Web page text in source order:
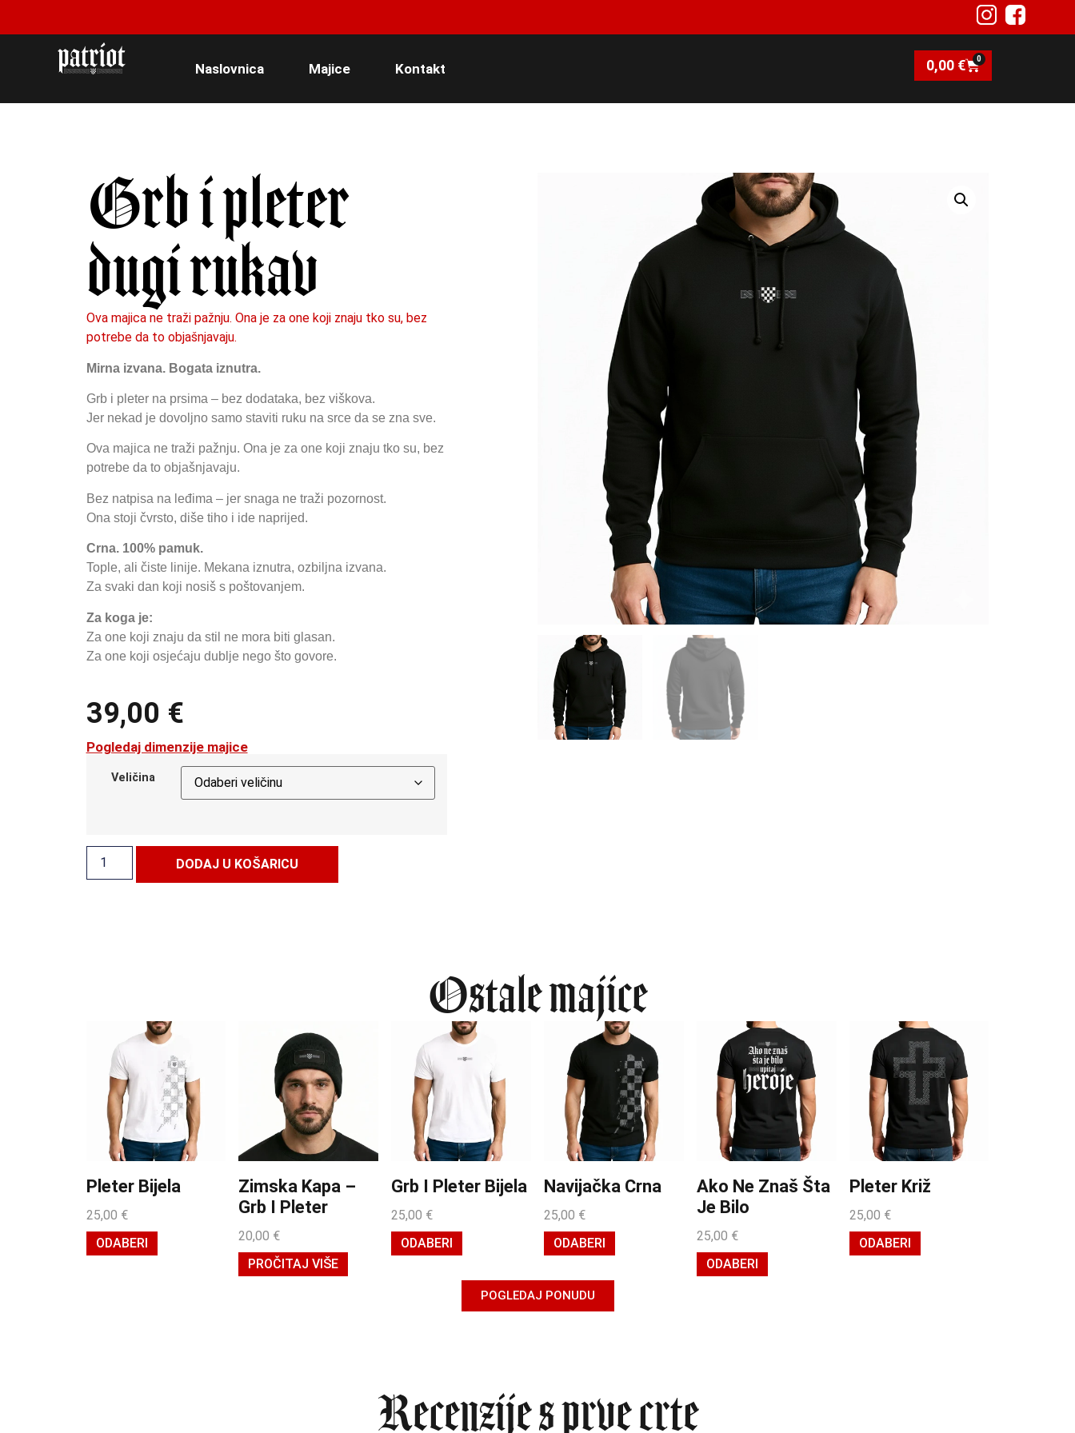
Naslovnica Majice Kontakt 0,00 € 0
Grb i pleter
dugi rukav
Ova majica ne traži pažnju. Ona je za one koji znaju tko su, bez
potrebe da to objašnjavaju.
Mirna izvana. Bogata iznutra.
Grb i pleter na prsima – bez dodataka, bez viškova.
Jer nekad je dovoljno samo staviti ruku na srce da se zna sve.
Ova majica ne traži pažnju. Ona je za one koji znaju tko su, bez
potrebe da to objašnjavaju.
Bez natpisa na leđima – jer snaga ne traži pozornost.
Ona stoji čvrsto, diše tiho i ide naprijed.
Crna. 100% pamuk.
Tople, ali čiste linije. Mekana iznutra, ozbiljna izvana.
Za svaki dan koji nosiš s poštovanjem.
Za koga je:
Za one koji znaju da stil ne mora biti glasan.
Za one koji osjećaju dublje nego što govore.
39,00 €
Pogledaj dimenzije majice
Veličina
DODAJ U KOŠARICU
Ostale majice
Pleter Bijela
25,00 €
ODABERI
Zimska Kapa –
Grb I Pleter
20,00 €
PROČITAJ VIŠE
Grb I Pleter Bijela
25,00 €
ODABERI
Navijačka Crna
25,00 €
ODABERI
Ako Ne Znaš Šta
Je Bilo
25,00 €
ODABERI
Pleter Križ
25,00 €
ODABERI
POGLEDAJ PONUDU
Recenzije s prve crte